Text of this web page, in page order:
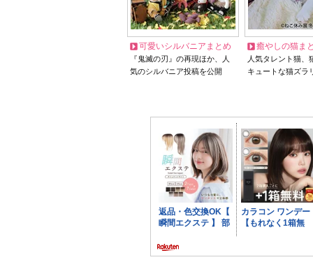
可愛いシルバニアまとめ
『鬼滅の刃』の再現ほか、人
気のシルバニア投稿を公開
癒やしの猫ま
人気タレント猫
キュートな猫ズラ